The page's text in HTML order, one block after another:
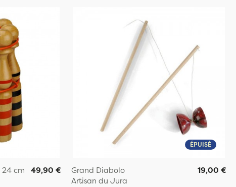
24 cm
49,90 €
ÉPUISÉ
Grand Diabolo
Artisan du Jura
19,00 €